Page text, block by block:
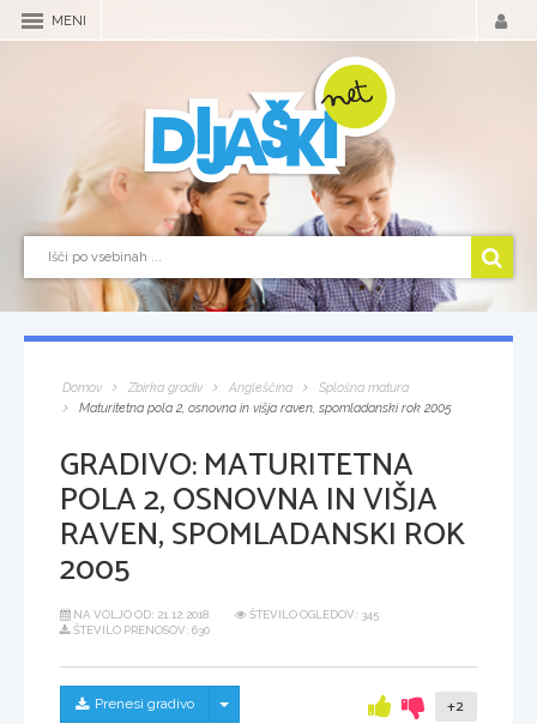
MENI
Domov Zbirka gradiv Angleščina
Splošna matura
Maturitetna pola 2, osnovna in višja raven, spomladanski rok 2005
GRADIVO:MATURITETNA
POLA 2, OSNOVNA IN VIŠJA
RAVEN, SPOMLADANSKI ROK
2005
NA VOLJO OD: 21.12.2018
ŠTEVILO OGLEDOV: 345
ŠTEVILO PRENOSOV: 630
Prenesi gradivo Skrij/prikaži meni +2